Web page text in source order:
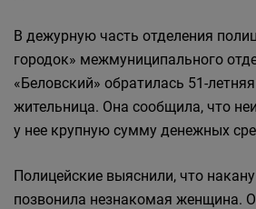
В дежурную часть отделения
городок» межмуниципального
«Беловский» обратилась 51-
жительница. Она сообщила, что
у нее крупную сумму денежных
Полицейские выяснили, что
позвонила незнакомая женщина.